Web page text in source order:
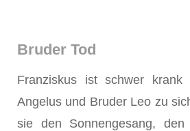
Bruder Tod
Franziskus ist schwer
Angelus und Bruder Leo zu
sie den Sonnengesang,